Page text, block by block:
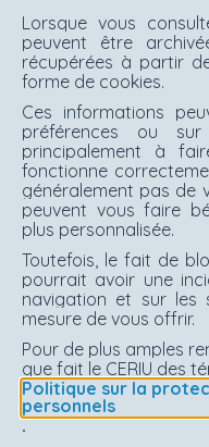
Lorsque vous
peuvent être
récupérées à partir
forme de cookies.
Ces informations
préférences ou
principalement à
fonctionne
généralement pas de
peuvent vous faire
plus personnalisée.
Toutefois, le fait de
pourrait avoir une
navigation et sur les
mesure de vous offrir.
Pour de plus amples
que fait le CERIU des
Politique sur la
personnels
.